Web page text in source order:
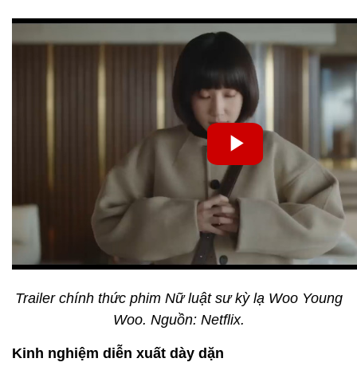
Trailer chính thức phim Nữ luật sư kỳ lạ Woo Young
Woo. Nguồn: Netflix.
Kinh nghiệm diễn xuất dày dặn